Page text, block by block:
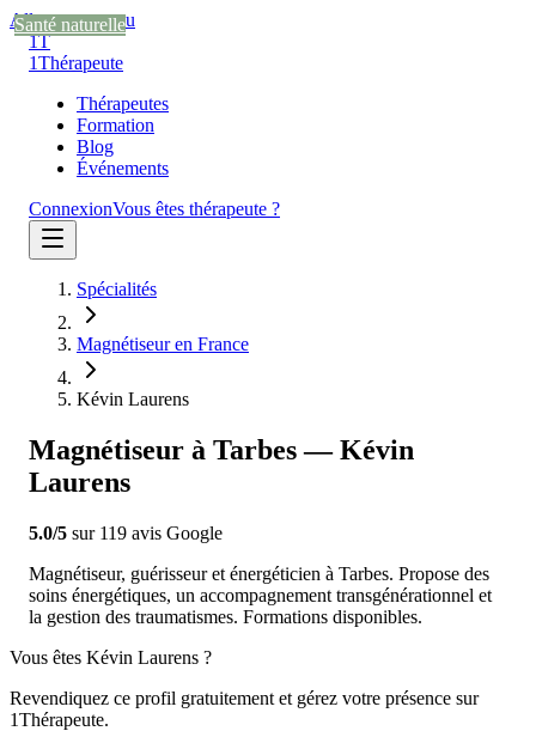
Aller au contenu
1T
1Thérapeute
Thérapeutes
Formation
Blog
Événements
ConnexionVous êtes thérapeute ?
Spécialités
Magnétiseur en France
Kévin Laurens
Magnétiseur à Tarbes — Kévin
Laurens
5.0/5 sur 119 avis Google
Magnétiseur, guérisseur et énergéticien à Tarbes. Propose des
soins énergétiques, un accompagnement transgénérationnel et
la gestion des traumatismes. Formations disponibles.
Vous êtes Kévin Laurens ?
Revendiquez ce profil gratuitement et gérez votre présence sur
1Thérapeute.
Santé naturelle
Santé naturelle
Santé naturelle